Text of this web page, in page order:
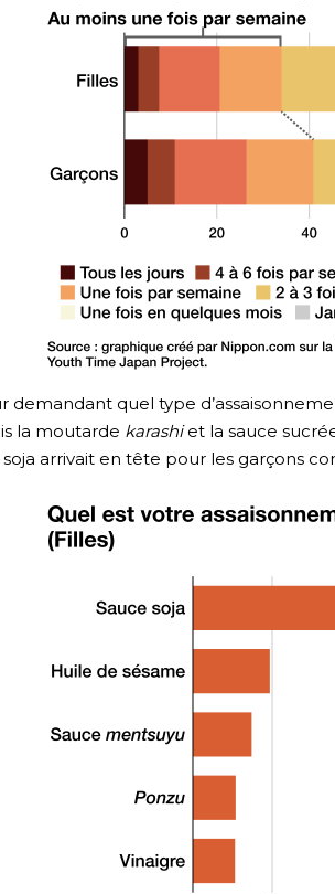
demandant quel type
la moutarde karashiet la sauce
arrivait en tête pour les garçons